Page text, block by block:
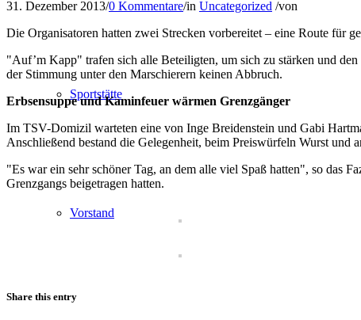
Sportstätte
Vorstand
31. Dezember 2013/0 Kommentare/in Uncategorized /von
Die Organisatoren hatten zwei Strecken vorbereitet – eine Route für
"Auf’m Kapp" trafen sich alle Beteiligten, um sich zu stärken und
der Stimmung unter den Marschierern keinen Abbruch.
Erbsensuppe und Kaminfeuer wärmen Grenzgänger
Im TSV-Domizil warteten eine von Inge Breidenstein und Gabi
Anschließend bestand die Gelegenheit, beim Preiswürfeln Wurst und
"Es war ein sehr schöner Tag, an dem alle viel Spaß hatten", so das
Grenzgangs beigetragen hatten.
Share this entry